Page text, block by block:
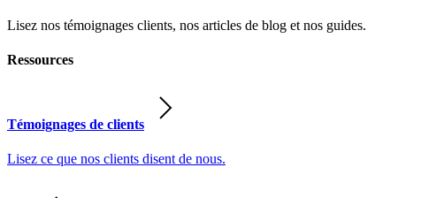
Lisez nos témoignages clients, nos articles de blog et nos guides.
Ressources
Témoignages de clients
Lisez ce que nos clients disent de nous.